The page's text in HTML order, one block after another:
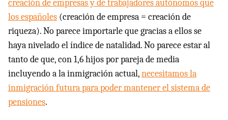
creación de empresas y de trabajadores autónomos que
los españoles (creación de empresa = creación de
riqueza). No parece importarle que gracias a ellos se
haya nivelado el índice de natalidad. No parece estar al
tanto de que, con 1,6 hijos por pareja de media
incluyendo a la inmigración actual,necesitamos la
inmigración futura para poder mantener el sistema de
pensiones.